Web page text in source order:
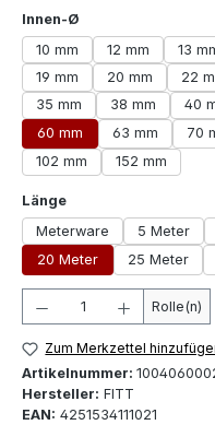
Innen-Ø
10 mm
12 mm 13
19 mm
20 mm 22
35 mm
38 mm 40
60 mm
63 mm 70
102 mm
152 mm
Längeauswählen
Meterware
5 Meter
20 Meter
25 Meter
Produkt Anzahl:Rolle(n)
Zum Merkzettel
Artikelnummer:
Hersteller: FITT
EAN: 4251534111021